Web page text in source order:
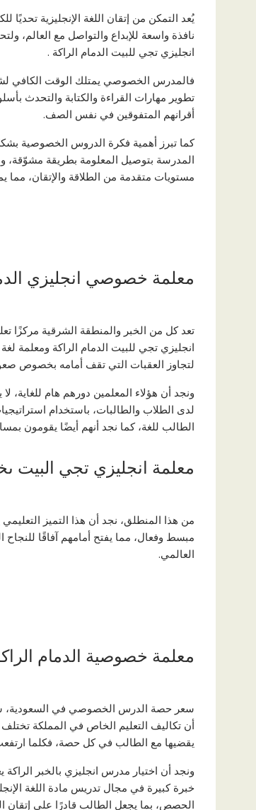
يُعد التمكن من إتقان اللغة الإنجليزية
نافذة واسعة للإبداع والتواصل مع
انجليزي تجي للبيت الدمام الراكة .
فالمدرس الخصوصي يمتلك الوقت الكافي
تطوير مهارات القراءة والكتابة والتحدث
أقرانهم المتفوقين في نفس الصف.
كما تبرز أهمية فكرة الدروس الخصوصية
المدرسة بتوصيل المعلومة بطريقة مشوّقة،
مستويات متقدمة من الطلاقة والإتقان،
معلمة خصوصي انجليزي
تعد كل من الخبر والمنطقة الشرقية مركزًا
انجليزي تجي للبيت الدمام الراكة ومعلمة
لتجاوز العقبات التي تقف أمامه بخصوص
ونجد أن هؤلاء المعلمين دورهم هام للغاية،
لدى الطلاب والطالبات، باستخدام
الطالب للغة، كما نجد أنهم أيضًا يقومون
معلمة انجليزي تجي البيت
من هذا المنطلق، نجد أن هذا التميز
مبسط وفعال، مما يفتح أمامهم آفاقًا
العالمي.
معلمة خصوصية الدمام
سعر حصة الدرس الخصوصي في السعودية،
أن تكاليف التعليم الخاص في المملكة
يقضيها مع الطالب في كل حصة، فكلما
ونجد أن اختيار مدرس انجليزي بالخبر
خبرة كبيرة في مجال تدريس مادة اللغة
الحصص، بما يجعل الطالب قادرًا على إتقان